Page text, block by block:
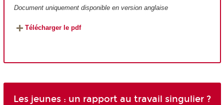
Document uniquement disponible en version anglaise
Télécharger le pdf
Les jeunes : un rapport au travail singulier ?